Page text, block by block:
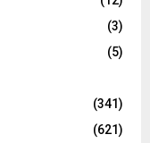
(3)
(5)
(341)
(621)